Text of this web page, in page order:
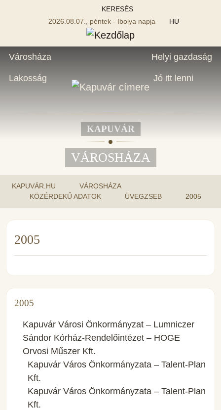
KERESÉS
2026.08.07., péntek - Ibolya napja
HU
Városháza
Lakosság
Helyi gazdaság
Jó itt lenni
KAPUVÁR
VÁROSHÁZA
KAPUVÁR.HU
VÁROSHÁZA
KÖZÉRDEKŰ ADATOK
ÜVEGZSEB 2005
2005
2005
Kapuvár Városi Önkormányzat – Lumniczer
Sándor Kórház-Rendelőintézet – HOGE
Orvosi Műszer Kft.
Kapuvár Város Önkormányzata – Talent-Plan
Kft.
Kapuvár Város Önkormányzata – Talent-Plan
Kft.